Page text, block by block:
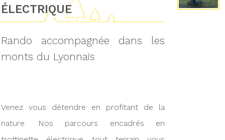
ÉLECTRIQUE
Rando accompagnée dans les
monts du Lyonnais
Venez vous détendre en profitant de la
nature. Nos parcours encadrés en